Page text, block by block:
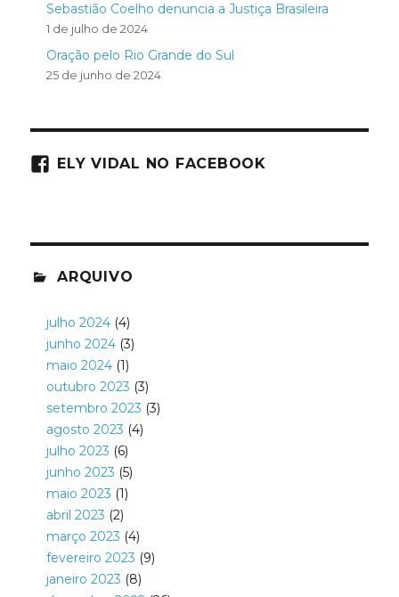
Sebastião Coelho denuncia a Justiça Brasileira
1 de julho de 2024
Oração pelo Rio Grande do Sul
25 de junho de 2024
ELY VIDAL NO FACEBOOK
ARQUIVO
julho 2024(4)
junho 2024(3)
maio 2024(1)
outubro 2023 (3)
setembro 2023 (3)
agosto 2023 (4)
julho 2023 (6)
junho 2023 (5)
maio 2023 (1)
abril 2023 (2)
março 2023 (4)
fevereiro 2023 (9)
janeiro 2023 (8)